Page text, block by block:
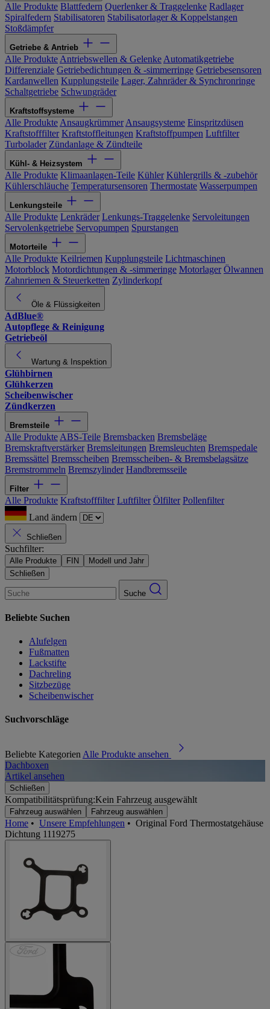
Alle Produkte Blattfedern Querlenker & Traggelenke Radlager
Spiralfedern Stabilisatoren Stabilisatorlager & Koppelstangen
Stoßdämpfer
Getriebe & Antrieb
Alle Produkte Antriebswellen & Gelenke Automatikgetriebe
Differenziale Getriebedichtungen & -simmerringe Getriebesensoren
Kardanwellen Kupplungsteile Lager, Zahnräder & Synchronringe
Schaltgetriebe Schwungräder
Kraftstoffsysteme
Alle Produkte Ansaugkrümmer Ansaugsysteme Einspritzdüsen
Kraftstofffilter Kraftstoffleitungen Kraftstoffpumpen Luftfilter
Turbolader Zündanlage & Zündteile
Kühl- & Heizsystem
Alle Produkte Klimaanlagen-Teile Kühler Kühlergrills & -zubehör
Kühlerschläuche Temperatursensoren Thermostate Wasserpumpen
Lenkungsteile
Alle Produkte Lenkräder Lenkungs-Traggelenke Servoleitungen
Servolenkgetriebe Servopumpen Spurstangen
Motorteile
Alle Produkte Keilriemen Kupplungsteile Lichtmaschinen
Motorblock Motordichtungen & -simmeringe Motorlager Ölwannen
Zahnriemen & Steuerketten Zylinderkopf
Öle & Flüssigkeiten
AdBlue®
Autopflege & Reinigung
Getriebeöl
Wartung & Inspektion
Glühbirnen
Glühkerzen
Scheibenwischer
Zündkerzen
Bremsteile
Alle Produkte ABS-Teile Bremsbacken Bremsbeläge
Bremskraftverstärker Bremsleitungen Bremsleuchten Bremspedale
Bremssättel Bremsscheiben Bremsscheiben- & Bremsbelagsätze
Bremstrommeln Bremszylinder Handbremsseile
Filter
Alle Produkte Kraftstofffilter Luftfilter Ölfilter Pollenfilter
Land ändern
Schließen
Suchfilter:
Alle Produkte FIN
Modell und Jahr
Schließen
Suche
Beliebte Suchen
Alufelgen
Fußmatten
Lackstifte
Dachreling
Sitzbezüge
Scheibenwischer
Suchvorschläge
Beliebte Kategorien Alle Produkte ansehen
Dachboxen
Artikel ansehen
Schließen
Kompatibilitätsprüfung:Kein Fahrzeug ausgewählt
Fahrzeug auswählen Fahrzeug auswählen
Home • Unsere Empfehlungen • Original Ford Thermostatgehäuse
Dichtung 1119275